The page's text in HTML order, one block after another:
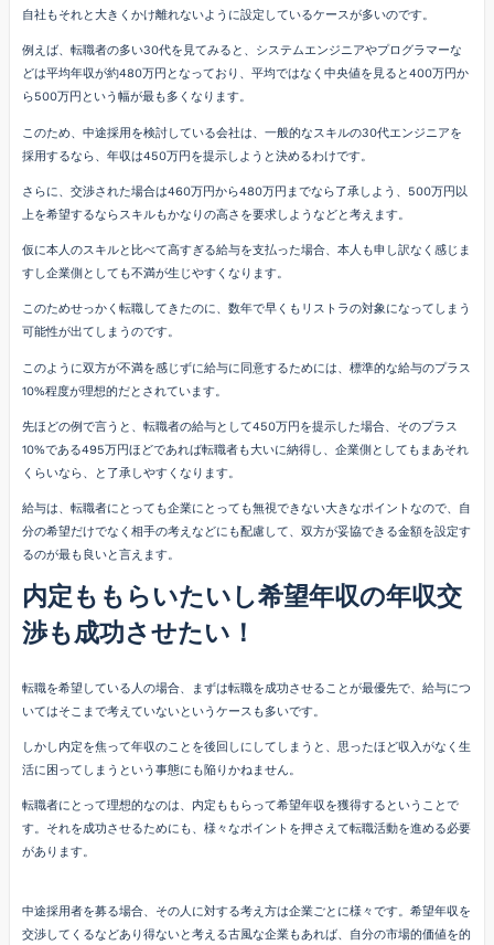
自社もそれと大きくかけ離れないように設定しているケースが多いのです。
例えば、転職者の多い30代を見てみると、システムエンジニアやプログラマーな
どは平均年収が約480万円となっており、平均ではなく中央値を見ると400万円か
ら500万円という幅が最も多くなります。
このため、中途採用を検討している会社は、一般的なスキルの30代エンジニアを
採用するなら、年収は450万円を提示しようと決めるわけです。
さらに、交渉された場合は460万円から480万円までなら了承しよう、500万円以
上を希望するならスキルもかなりの高さを要求しようなどと考えます。
仮に本人のスキルと比べて高すぎる給与を支払った場合、本人も申し訳なく感じま
すし企業側としても不満が生じやすくなります。
このためせっかく転職してきたのに、数年で早くもリストラの対象になってしまう
可能性が出てしまうのです。
このように双方が不満を感じずに給与に同意するためには、標準的な給与のプラス
10%程度が理想的だとされています。
先ほどの例で言うと、転職者の給与として450万円を提示した場合、そのプラス
10%である495万円ほどであれば転職者も大いに納得し、企業側としてもまあそれ
くらいなら、と了承しやすくなります。
給与は、転職者にとっても企業にとっても無視できない大きなポイントなので、自
分の希望だけでなく相手の考えなどにも配慮して、双方が妥協できる金額を設定す
るのが最も良いと言えます。
内定ももらいたいし希望年収の年収交
渉も成功させたい！
転職を希望している人の場合、まずは転職を成功させることが最優先で、給与につ
いてはそこまで考えていないというケースも多いです。
しかし内定を焦って年収のことを後回しにしてしまうと、思ったほど収入がなく生
活に困ってしまうという事態にも陥りかねません。
転職者にとって理想的なのは、内定ももらって希望年収を獲得するということで
す。それを成功させるためにも、様々なポイントを押さえて転職活動を進める必要
があります。
中途採用者を募る場合、その人に対する考え方は企業ごとに様々です。希望年収を
交渉してくるなどあり得ないと考える古風な企業もあれば、自分の市場的価値を的